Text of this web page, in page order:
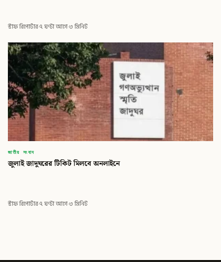
স্টাফ রিপোর্টার·৭ ঘণ্টা আগে·৩ মিনিট
জাতীয় সংবাদ
জুলাই জাদুঘরের টিকিট মিলবে অনলাইনে
স্টাফ রিপোর্টার·৭ ঘণ্টা আগে·৩ মিনিট